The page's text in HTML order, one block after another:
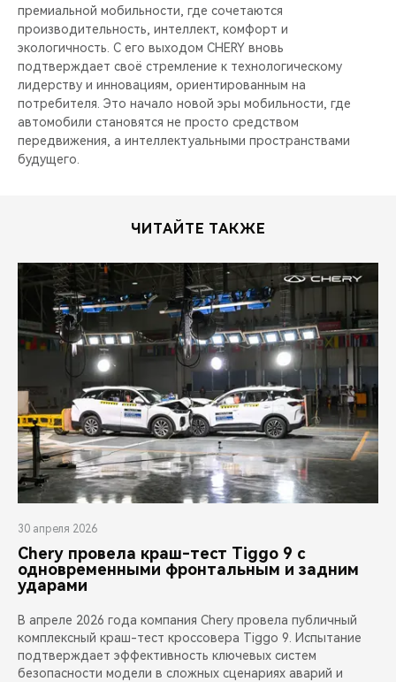
премиальной мобильности, где сочетаются
производительность, интеллект, комфорт и
экологичность. С его выходом CHERY вновь
подтверждает своё стремление к технологическому
лидерству и инновациям, ориентированным на
потребителя. Это начало новой эры мобильности, где
автомобили становятся не просто средством
передвижения, а интеллектуальными пространствами
будущего.
ЧИТАЙТЕ ТАКЖЕ
30 апреля 2026
Chery провела краш-тест Tiggo 9 с
одновременными фронтальным и задним
ударами
В апреле 2026 года компания Chery провела публичный
комплексный краш-тест кроссовера Tiggo 9. Испытание
подтверждает эффективность ключевых систем
безопасности модели в сложных сценариях аварий и